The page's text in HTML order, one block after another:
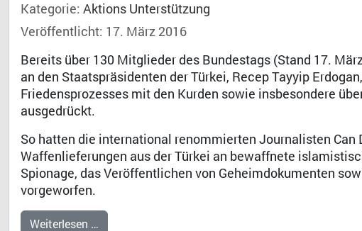
Kategorie: Aktions Unterstützung
Veröffentlicht: 17. März 2016
Bereits über 130 Mitglieder des Bundestags (Stand 17.
an den Staatspräsidenten der Türkei, Recep Tayyip
Friedensprozesses mit den Kurden sowie insbesondere
ausgedrückt.
So hatten die international renommierten Journalisten
Waffenlieferungen aus der Türkei an bewaffnete
Spionage, das Veröffentlichen von Geheimdokumenten
vorgeworfen.
Weiterlesen …